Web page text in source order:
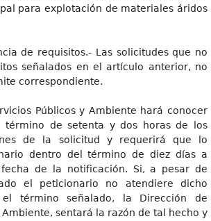
para explotación de materiales áridos
de requisitos.- Las solicitudes que no
señalados en el artículo anterior, no
correspondiente.
Públicos y Ambiente hará conocer
de setenta y dos horas de los
de la solicitud y requerirá que lo
dentro del término de diez días a
de la notificación. Si, a pesar de
el peticionario no atendiere dicho
término señalado, la Dirección de
Ambiente, sentará la razón de tal hecho y